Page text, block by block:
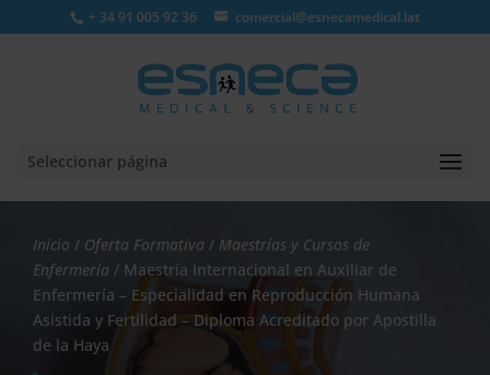
+ 34 91 005 92 36 comercial@esnecamedical.lat
Seleccionar página
Inicio / Oferta Formativa / Maestrías y Cursos de
Enfermería / Maestría Internacional en Auxiliar de
Enfermería – Especialidad en Reproducción Humana
Asistida y Fertilidad – Diploma Acreditado por Apostilla
de la Haya